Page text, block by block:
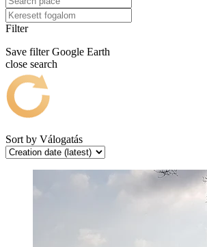
Filter
Save filter Google Earth
close search
Sort by Válogatás